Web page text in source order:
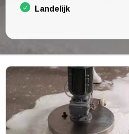
Landelijk